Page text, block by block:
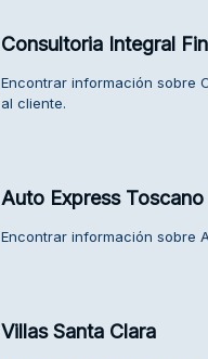
Consultoria Integral
Encontrar información sobre
al cliente.
Auto Express Toscano
Encontrar información sobre
Villas Santa Clara